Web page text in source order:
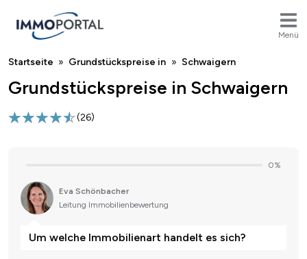
Menü
Breadcrumb
Startseite Grundstückspreise in Schwaigern
Grundstückspreise in Schwaigern
(26)